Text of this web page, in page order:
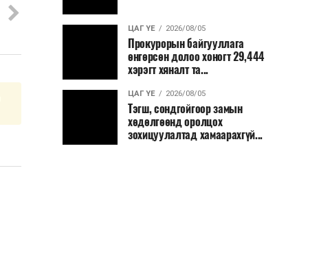
ЦАГ ҮЕ 2026/08/05
Прокурорын байгууллага
өнгөрсөн долоо хоногт 29,444
хэрэгт хяналт та...
ЦАГ ҮЕ 2026/08/05
Тэгш, сондгойгоор замын
хөдөлгөөнд оролцох
зохицуулалтад хамаарахгүй...